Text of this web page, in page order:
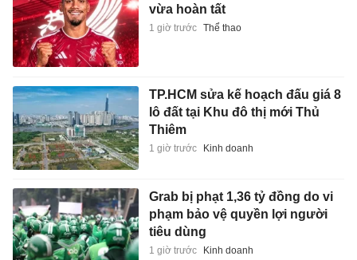
vừa hoàn tất
1 giờ trước Thể thao
TP.HCM sửa kế hoạch đấu giá 8
lô đất tại Khu đô thị mới Thủ
Thiêm
1 giờ trước Kinh doanh
Grab bị phạt 1,36 tỷ đồng do vi
phạm bảo vệ quyền lợi người
tiêu dùng
1 giờ trước Kinh doanh